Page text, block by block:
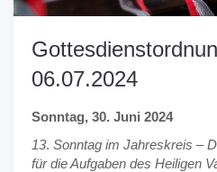
06.07.2024
Sonntag, 30. Juni 2024
13. Sonntag im Jahreskreis –
für die Aufgaben des Heiligen